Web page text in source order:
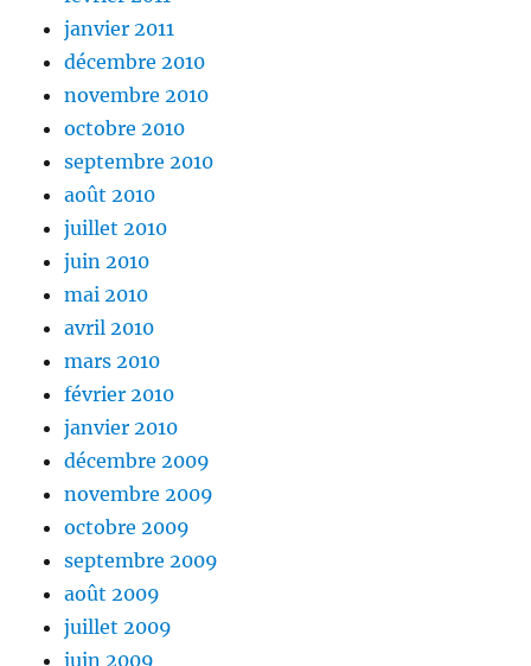
janvier 2011
décembre 2010
novembre 2010
octobre 2010
septembre 2010
août 2010
juillet 2010
juin 2010
mai 2010
avril 2010
mars 2010
février 2010
janvier 2010
décembre 2009
novembre 2009
octobre 2009
septembre 2009
août 2009
juillet 2009
juin 2009